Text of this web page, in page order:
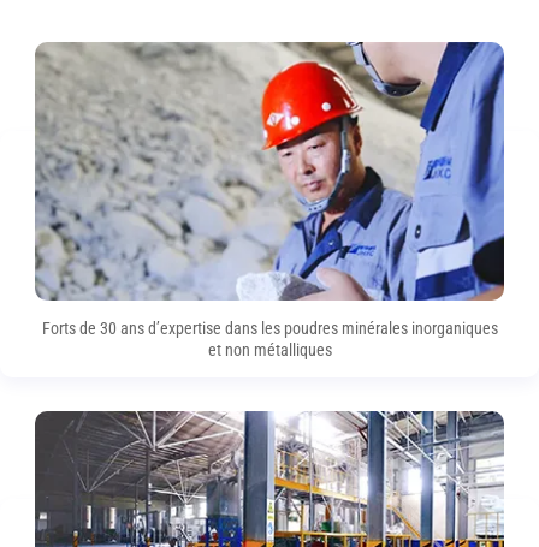
Forts de 30 ans d’expertise dans les poudres minérales inorganiques
et non métalliques